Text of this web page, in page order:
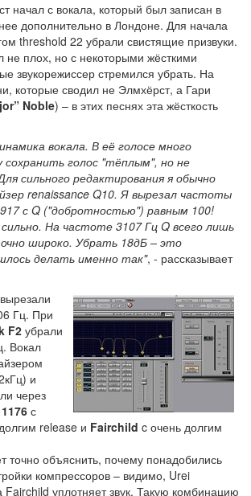
начал с вокала, который был записан в
дополнительно в Лондоне. Для начала
threshold 22 убрали свистящие призвуки.
не плох, но с некоторыми жёсткими
звукорежиссер стремился убрать. На
которые сводил не Элмхёрст, а Гари
Noble) – в этих песнях эта жёсткость
вокала. В её голосе много
сохранить голос "тёплым", но не
сильного редактирования я обычно
renaissance Q10. Я вырезал частоты
с Q ("добротностью") равным 100!
На частоте 3107 Гц Q всего лишь
широко. Убрать 18дБ – это
делать именно так", - рассказывает
Гц. При
F2 убрали
Вокал
и
через
с
release и Fairchild c очень долгим
точно объяснить, почему понадобились
компрессоров – видимо, Urei
Fairchild уплотняет звук. Такую комбинацию